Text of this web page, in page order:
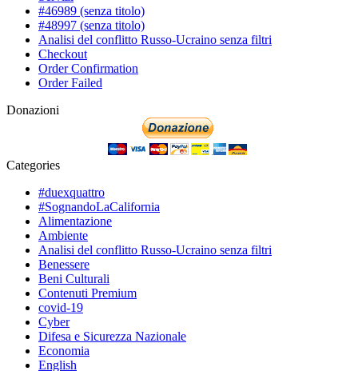
#46989 (senza titolo)
#48997 (senza titolo)
Analisi del conflitto Russo-Ucraino senza filtri
Checkout
Order Confirmation
Order Failed
Donazioni
Categories
#duexquattro
#SognandoLaCalifornia
Alimentazione
Ambiente
Analisi del conflitto Russo-Ucraino senza filtri
Benessere
Beni Culturali
Contenuti Premium
covid-19
Cyber
Difesa e Sicurezza Nazionale
Economia
English